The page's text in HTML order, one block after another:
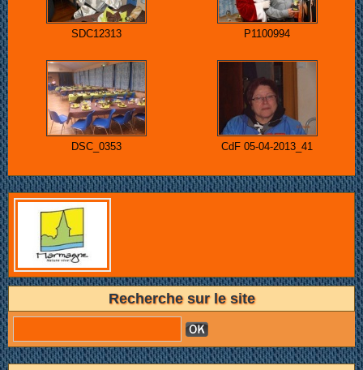
SDC12313 P1100994
DSC_0353 CdF 05-04-2013_41
Recherche sur le site